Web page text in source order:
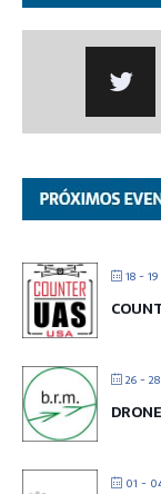
18 -
26 -
01 -